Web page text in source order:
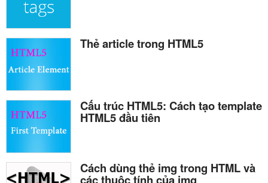
Thẻ article trong HTML5
Cấu trúc HTML5: Cách tạo template
HTML5 đầu tiên
Cách dùng thẻ img trong HTML và
các thuộc tính của img